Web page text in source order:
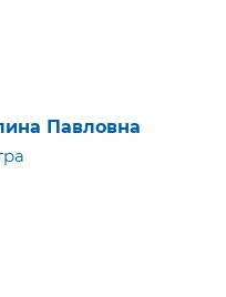
Павловна